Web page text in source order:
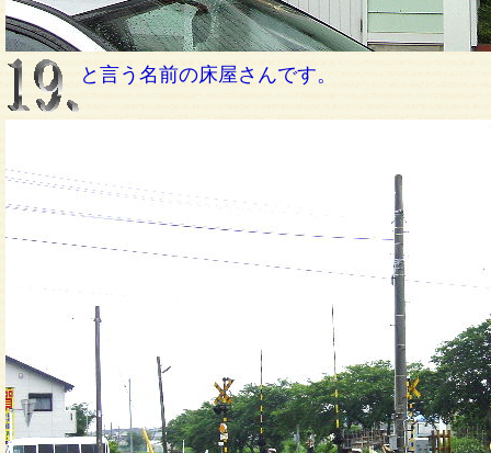
と言う名前の床屋さんです。